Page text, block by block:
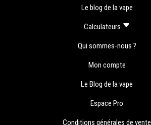
Le blog de la vape
Calculateurs
Qui sommes-nous ?
Mon compte
Le Blog de la vape
Espace Pro
Conditions générales de vente